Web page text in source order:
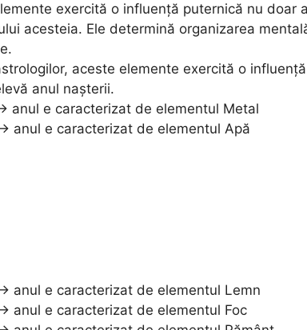
exercită o influență puternică nu doar
acesteia. Ele determină organizarea
aceste elemente exercită o
anul nașterii.
anul e caracterizat de elementul Metal
anul e caracterizat de elementul Apă
anul e caracterizat de elementul Lemn
anul e caracterizat de elementul Foc